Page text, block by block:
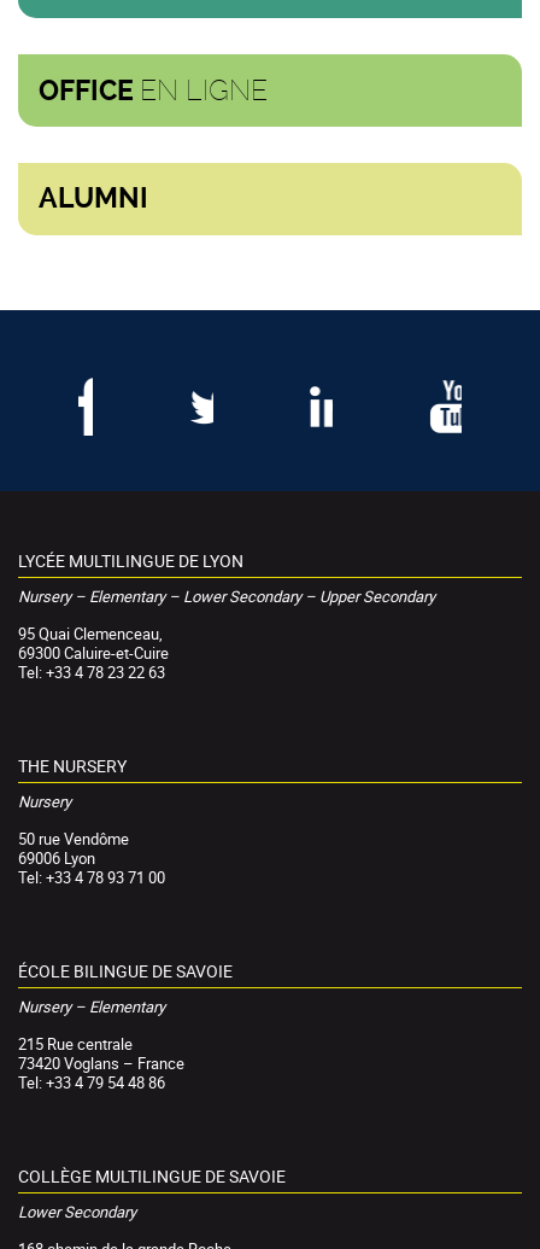
OFFICE EN LIGNE
ALUMNI
LYCÉE MULTILINGUE DE LYON
Nursery – Elementary – Lower Secondary – Upper Secondary
95 Quai Clemenceau,
69300 Caluire-et-Cuire
Tel: +33 4 78 23 22 63
THE NURSERY
Nursery
50 rue Vendôme
69006 Lyon
Tel: +33 4 78 93 71 00
ÉCOLE BILINGUE DE SAVOIE
Nursery – Elementary
215 Rue centrale
73420 Voglans – France
Tel: +33 4 79 54 48 86
COLLÈGE MULTILINGUE DE SAVOIE
Lower Secondary